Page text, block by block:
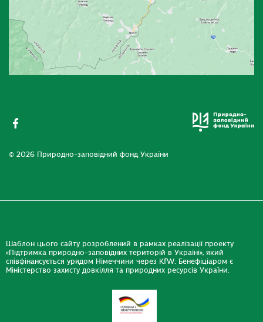
© 2026 Природно-заповідний фонд України
Шаблон цього сайту розроблений в рамках реалізації проекту
«Підтримка природно-заповідних територій в Україні», який
співфінансується урядом Німеччини через KfW. Бенефіціаром є
Міністерство захисту довкілля та природних ресурсів України.